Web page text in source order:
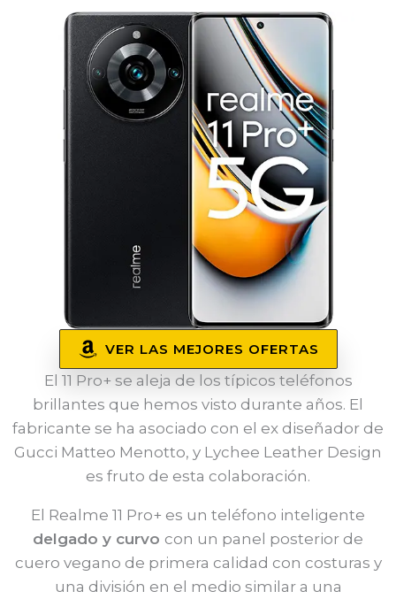
VER LAS MEJORES OFERTAS
El 11 Pro+ se aleja de los típicos teléfonos
brillantes que hemos visto durante años. El
fabricante se ha asociado con el ex diseñador de
Gucci Matteo Menotto, y Lychee Leather Design
es fruto de esta colaboración.
El Realme 11 Pro+ es un teléfono inteligente
delgado y curvo con un panel posterior de
cuero vegano de primera calidad con costuras y
una división en el medio similar a una